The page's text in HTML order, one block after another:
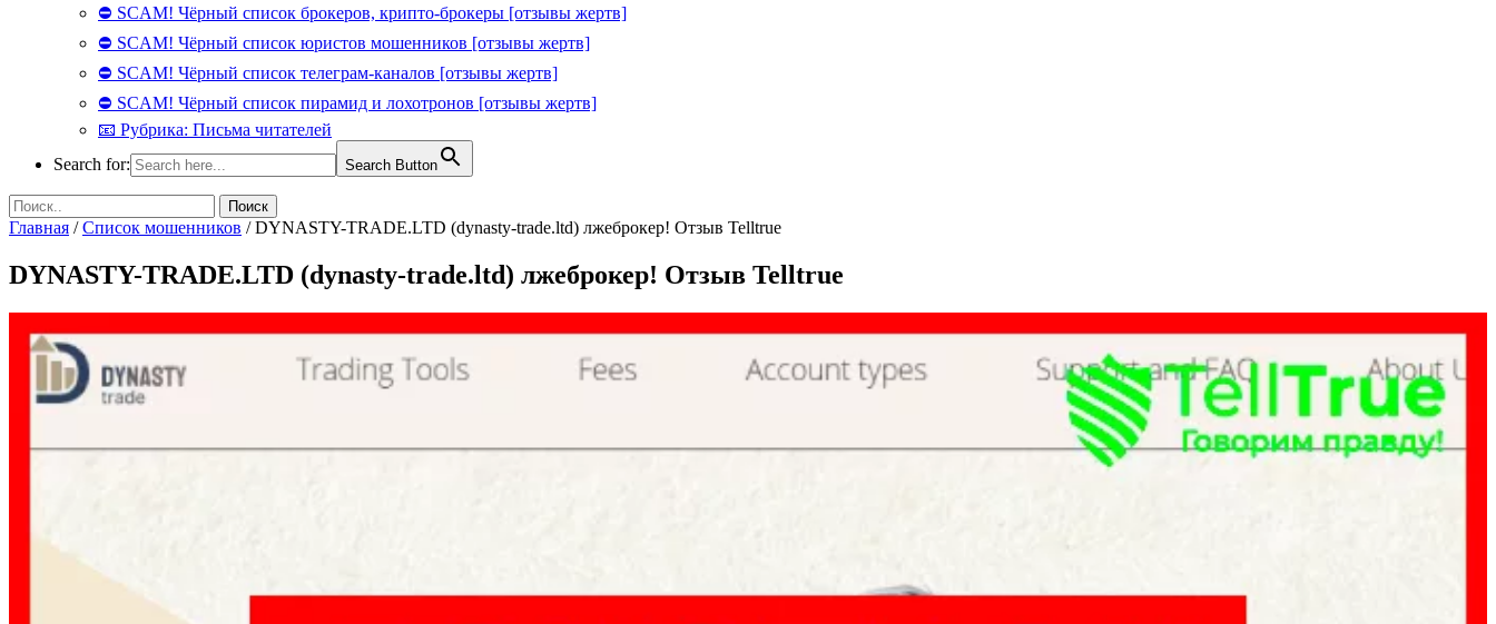
⛔ SCAM! Чёрный список брокеров, крипто-брокеры [отзывы жертв]
⛔ SCAM! Чёрный список юристов мошенников [отзывы жертв]
⛔ SCAM! Чёрный список телеграм-каналов [отзывы жертв]
⛔ SCAM! Чёрный список пирамид и лохотронов [отзывы жертв]
📧 Рубрика: Письма читателей
Search for:
Search Button
Главная /Список мошенников /DYNASTY-TRADE.LTD (dynasty-trade.ltd) лжеброкер! Отзыв Telltrue
DYNASTY-TRADE.LTD (dynasty-trade.ltd) лжеброкер! Отзыв Telltrue